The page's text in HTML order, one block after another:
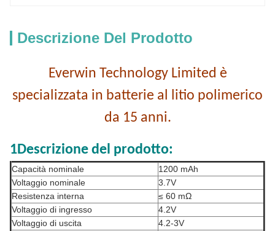
Descrizione Del Prodotto
Everwin Technology Limited è
specializzata in batterie al litio polimerico
da 15 anni.
1Descrizione del prodotto:
Capacità nominale
1200 mAh
Voltaggio nominale
3.7V
Resistenza interna
≤ 60 mΩ
Voltaggio di ingresso
4.2V
Voltaggio di uscita
4.2-3V